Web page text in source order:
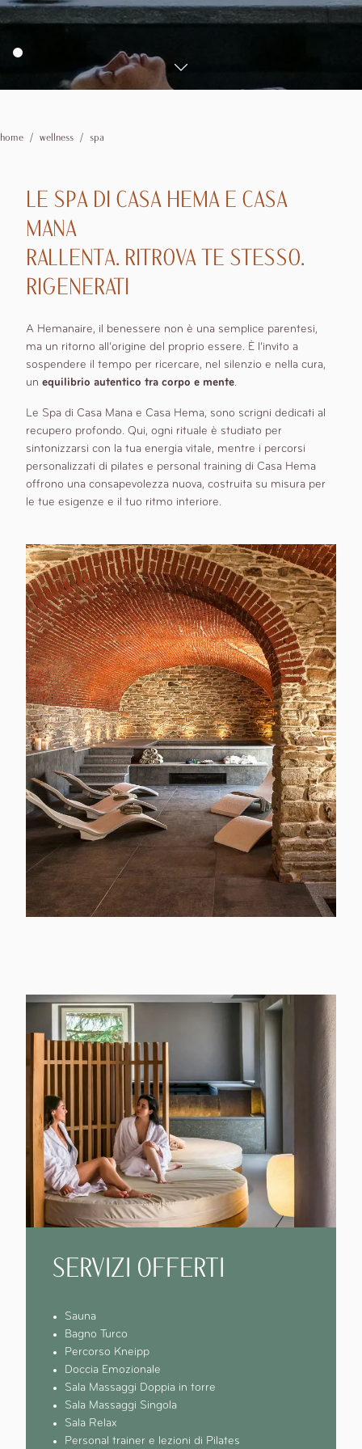
1
camere
Eventi
Matrimoni
Aziendali
Esperienze
Vivere La Valle
Dove siamo
home wellness spa
LE SPA DI CASA HEMA E CASA
MANA
RALLENTA. RITROVA TE STESSO.
RIGENERATI
A Hemanaire, il benessere non è una semplice parentesi,
ma un ritorno all’origine del proprio essere. È l’invito a
sospendere il tempo per ricercare, nel silenzio e nella cura,
un equilibrio autentico tra corpo e mente.
Le Spa di Casa Mana e Casa Hema, sono scrigni dedicati al
recupero profondo. Qui, ogni rituale è studiato per
sintonizzarsi con la tua energia vitale, mentre i percorsi
personalizzati di pilates e personal training di Casa Hema
offrono una consapevolezza nuova, costruita su misura per
le tue esigenze e il tuo ritmo interiore.
SERVIZI OFFERTI
Sauna
Bagno Turco
Percorso Kneipp
Doccia Emozionale
Sala Massaggi Doppia in torre
Sala Massaggi Singola
Sala Relax
Personal trainer e lezioni di Pilates